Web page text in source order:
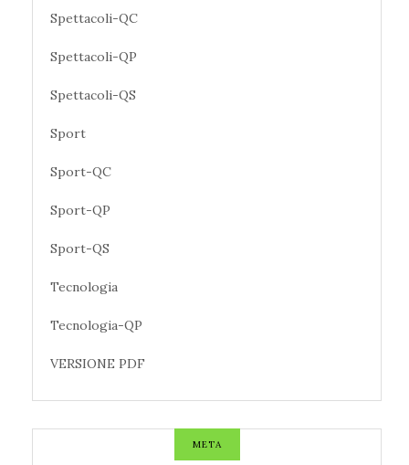
Spettacoli-QC
Spettacoli-QP
Spettacoli-QS
Sport
Sport-QC
Sport-QP
Sport-QS
Tecnologia
Tecnologia-QP
VERSIONE PDF
META